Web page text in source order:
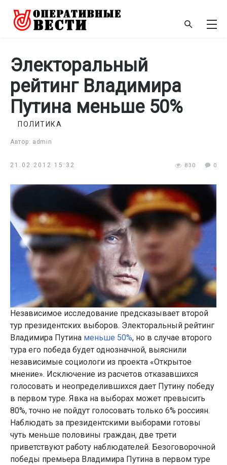
Электоральный
рейтинг Владимира
Путина меньше 50%
Автор: admin
ПОЛИТИКА
21.02.2012 15:32 830 0
Независимое исследование предсказывает второй
тур президентских выборов. Электоральный рейтинг
Владимира Путина меньше 50%, но в случае второго
тура его победа будет однозначной, выяснили
независимые социологи из проекта «Открытое
мнение». Исключение из расчетов отказавшихся
голосовать и неопределившихся дает Путину победу
в первом туре. Явка на выборах может превысить
80%, точно не пойдут голосовать только 6% россиян.
Наблюдать за президентскими выборами готовы
чуть меньше половины граждан, две трети
приветствуют работу наблюдателей. Безоговорочной
победы премьера Владимира Путина в первом туре